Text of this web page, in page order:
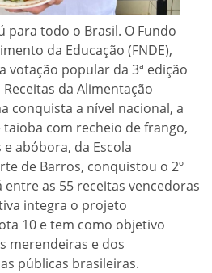
para todo o Brasil. O Fundo
da Educação (FNDE),
votação popular da 3ª edição
da Alimentação
conquista a nível nacional, a
com recheio de frango,
abóbora, da Escola
de Barros, conquistou o 2º
entre as 55 receitas vencedoras
integra o projeto
10 e tem como objetivo
merendeiras e dos
públicas brasileiras.